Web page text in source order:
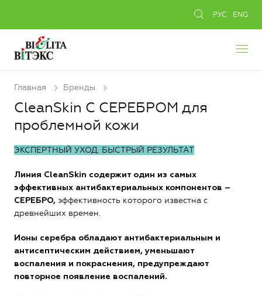
РУС ENG
Главная Бренды
CleanSkin С СЕРЕБРОМ для
проблемной кожи
ЭКСПЕРТНЫЙ УХОД. БЫСТРЫЙ РЕЗУЛЬТАТ
Линия CleanSkin содержит один из самых
эффективных антибактериальных компонентов –
СЕРЕБРО, эффективность которого известна с
древнейших времен.
Ионы серебра обладают антибактериальным и
антисептическим действием, уменьшают
воспаления и покраснения, предупреждают
повторное появление воспалений.